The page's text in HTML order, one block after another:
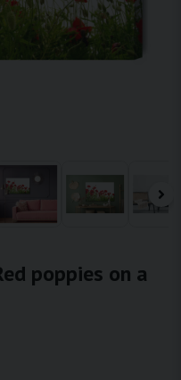
poppies on a